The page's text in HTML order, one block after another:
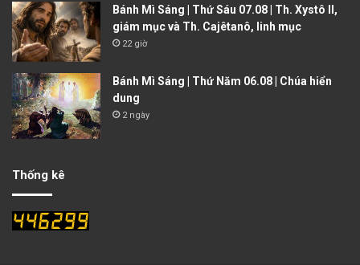
Bánh Mì Sáng | Thứ Sáu 07.08 | Th. Xystô II,
giám mục và Th. Cajêtanô, linh mục
22 giờ
Bánh Mì Sáng | Thứ Năm 06.08 | Chúa hiển
dung
2 ngày
Thống kê